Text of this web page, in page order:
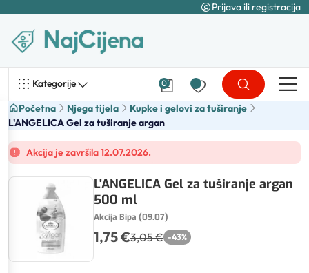
Prijava ili registracija
Kategorije 0
Početna Njega tijela
Kupke i gelovi za tuširanje
L'ANGELICA Gel za tuširanje argan
Akcija je završila 12.07.2026.
L'ANGELICA Gel za tuširanje argan
500 ml
Akcija Bipa (09.07)
1,75 €3,05 € -43%